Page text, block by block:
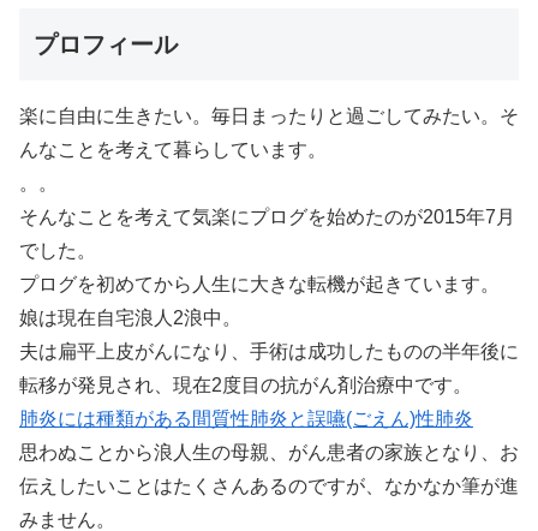
プロフィール
楽に自由に生きたい。毎日まったりと過ごしてみたい。そ
んなことを考えて暮らしています。
。。
そんなことを考えて気楽にプログを始めたのが2015年7月
でした。
プログを初めてから人生に大きな転機が起きています。
娘は現在自宅浪人2浪中。
夫は扁平上皮がんになり、手術は成功したものの半年後に
転移が発見され、現在2度目の抗がん剤治療中です。
肺炎には種類がある間質性肺炎と誤嚥(ごえん)性肺炎
思わぬことから浪人生の母親、がん患者の家族となり、お
伝えしたいことはたくさんあるのですが、なかなか筆が進
みません。